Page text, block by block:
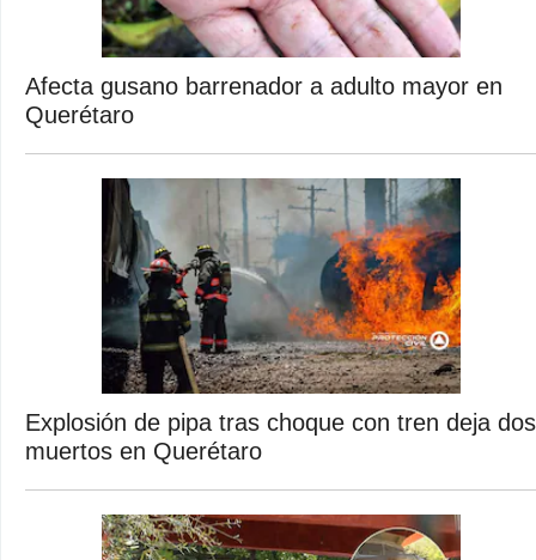
Afecta gusano barrenador a adulto mayor en
Querétaro
Explosión de pipa tras choque con tren deja dos
muertos en Querétaro